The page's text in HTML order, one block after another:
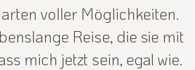
voller Möglichkeiten.
Reise, die sie mit
mich jetzt sein, egal wie.